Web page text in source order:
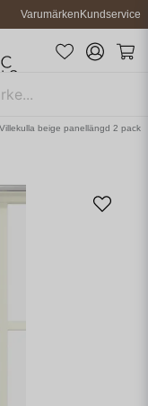
VarumärkenKundservice
beige panellängd 2 pack